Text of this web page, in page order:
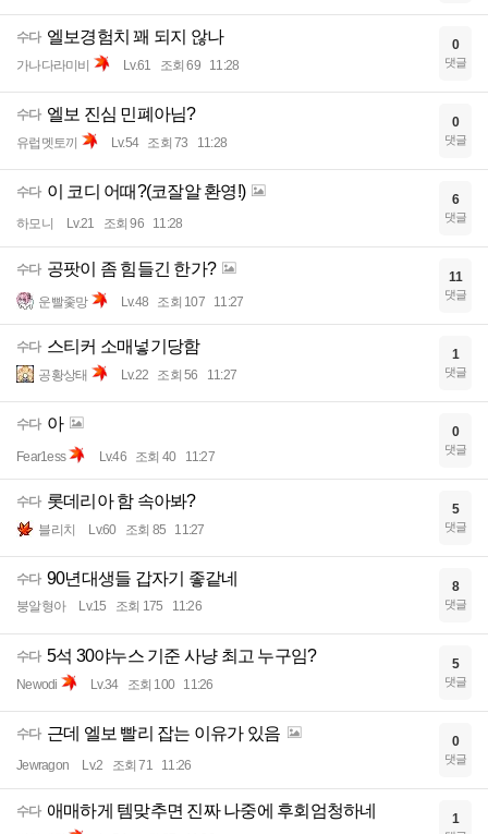
수다 엘보경험치 꽤 되지 않나
가나다라미비 Lv.61 조회 69 11:28
0
댓글
수다 엘보 진심 민폐아님?
유럽멧토끼 Lv.54 조회 73 11:28
0
댓글
수다 이 코디 어때?(코잘알 환영!)
하모니 Lv.21 조회 96 11:28
6
댓글
수다 공팟이 좀 힘들긴 한가?
운빨좇망 Lv.48 조회 107 11:27
11
댓글
수다 스티커 소매넣기당함
공황상태 Lv.22 조회 56 11:27
1
댓글
수다 아
Fear1ess Lv.46 조회 40 11:27
0
댓글
수다 롯데리아 함 속아봐?
블리치 Lv.60 조회 85 11:27
5
댓글
수다 90년대생들 갑자기 좋같네
붕알형아 Lv.15 조회 175 11:26
8
댓글
수다 5석 30야누스 기준 사냥 최고 누구임?
Newodi Lv.34 조회 100 11:26
5
댓글
수다 근데 엘보 빨리 잡는 이유가 있음
Jewragon Lv.2 조회 71 11:26
0
댓글
수다 애매하게 템맞추면 진짜 나중에 후회엄청하네 1